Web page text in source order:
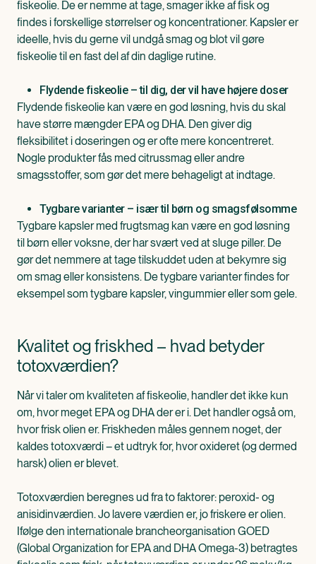
fiskeolie. De er nemme at tage, smager ikke af fisk og
findes i forskellige størrelser og koncentrationer. Kapsler er
ideelle, hvis du gerne vil undgå smag og blot vil gøre
fiskeolie til en fast del af din daglige rutine.
Flydende fiskeolie – til dig, der vil have højere doser
Flydende fiskeolie kan være en god løsning, hvis du skal
have større mængder EPA og DHA. Den giver dig
fleksibilitet i doseringen og er ofte mere koncentreret.
Nogle produkter fås med citrussmag eller andre
smagsstoffer, som gør det mere behageligt at indtage.
Tygbare varianter – især til børn og smagsfølsomme
Tygbare kapsler med frugtsmag kan være en god løsning
til børn eller voksne, der har svært ved at sluge piller. De
gør det nemmere at tage tilskuddet uden at bekymre sig
om smag eller konsistens. De tygbare varianter findes for
eksempel som tygbare kapsler, vingummier eller som gele.
Kvalitet og friskhed – hvad betyder
totoxværdien?
Når vi taler om kvaliteten af fiskeolie, handler det ikke kun
om, hvor meget EPA og DHA der er i. Det handler også om,
hvor frisk olien er. Friskheden måles gennem noget, der
kaldes totoxværdi – et udtryk for, hvor oxideret (og dermed
harsk) olien er blevet.
Totoxværdien beregnes ud fra to faktorer: peroxid- og
anisidinværdien. Jo lavere værdien er, jo friskere er olien.
Ifølge den internationale brancheorganisation GOED
(Global Organization for EPA and DHA Omega-3) betragtes